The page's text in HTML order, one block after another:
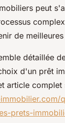
peut
de
détaillée
d'un prêt
article complet
prets-